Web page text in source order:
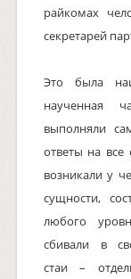
райкомах
секретарей
Это была
наученная
выполняли
ответы на
возникали у
сущности,
любого
сбивали в
стаи –